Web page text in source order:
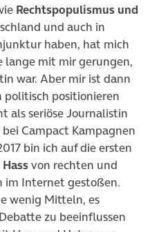
Rechtspopulismus und
und auch in
haben, hat mich
lange mit mir gerungen,
war. Aber mir ist dann
politisch positionieren
als seriöse Journalistin
Campact Kampagnen
bin ich auf die ersten
von rechten und
im Internet gestoßen.
wenig Mitteln, es
zu beeinflussen